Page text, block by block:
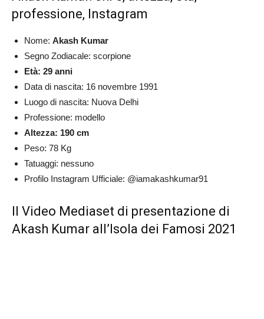
professione, Instagram
Nome: Akash Kumar
Segno Zodiacale: scorpione
Età: 29 anni
Data di nascita: 16 novembre 1991
Luogo di nascita: Nuova Delhi
Professione: modello
Altezza: 190 cm
Peso: 78 Kg
Tatuaggi: nessuno
Profilo Instagram Ufficiale: @iamakashkumar91
Il Video Mediaset di presentazione di
Akash Kumar all’Isola dei Famosi 2021